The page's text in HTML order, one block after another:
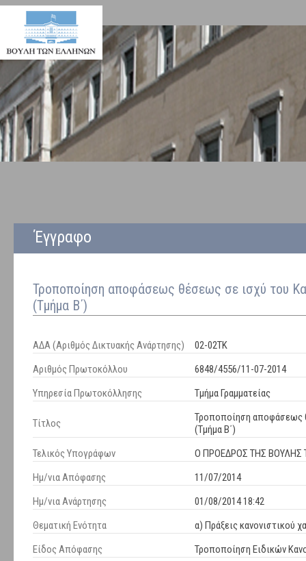
Έγγραφο
Τροποποίηση αποφάσεως θέσεως σε ισχύ του
(Τμήμα Β΄)
ΑΔΑ (Αριθμός Δικτυακής Ανάρτησης)
02-02ΤΚ
Αριθμός Πρωτοκόλλου
6848/4556/11-07-2014
Υπηρεσία Πρωτοκόλλησης
Τμήμα Γραμματείας
Τίτλος
Τροποποίηση αποφάσεως
(Τμήμα Β΄)
Τελικός Υπογράφων
Ο ΠΡΟΕΔΡΟΣ ΤΗΣ ΒΟΥΛΗΣ
Ημ/νια Απόφασης
11/07/2014
Ημ/νια Ανάρτησης
01/08/2014 18:42
Θεματική Ενότητα
α) Πράξεις κανονιστικού
Είδος Απόφασης
Τροποποίηση Ειδικών